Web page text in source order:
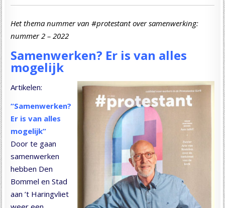
Het thema nummer van #protestant over samenwerking:
nummer 2 – 2022
Samenwerken? Er is van alles
mogelijk
Artikelen:
“Samenwerken?
Er is van alles
mogelijk”
Door te gaan
samenwerken
hebben Den
Bommel en Stad
aan ’t Haringvliet